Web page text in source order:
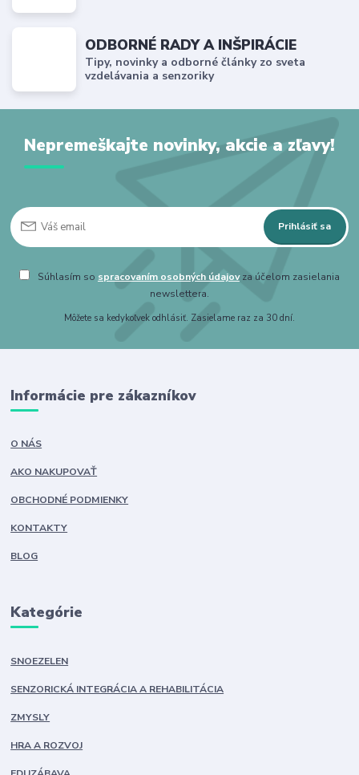
ODBORNÉ RADY A INŠPIRÁCIE
Tipy, novinky a odborné články zo sveta
vzdelávania a senzoriky
Nepremeškajte novinky, akcie a zľavy!
Prihlásiť sa
Súhlasím so spracovaním osobných údajovza účelom zasielania
newslettera.
Môžete sa kedykoľvek odhlásiť. Zasielame raz za 30 dní.
Informácie pre zákazníkov
O NÁS
AKO NAKUPOVAŤ
OBCHODNÉ PODMIENKY
KONTAKTY
BLOG
Kategórie
SNOEZELEN
SENZORICKÁ INTEGRÁCIA A REHABILITÁCIA
ZMYSLY
HRA A ROZVOJ